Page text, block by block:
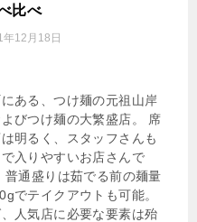
比べ
年12月18日
ある、つけ麺の元祖山岸
びつけ麺の大繁盛店。 席
明るく、スタッフさんも
入りやすいお店さんで
通盛りは茹でる前の麺量
でテイクアウトも可能。
人気店に必要な要素は殆